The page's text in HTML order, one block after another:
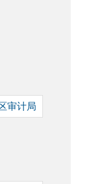
审计局